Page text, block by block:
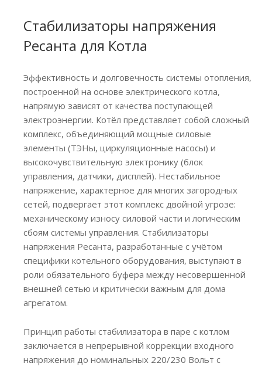
Стабилизаторы напряжения
Ресанта для Котла
Эффективность и долговечность системы отопления,
построенной на основе электрического котла,
напрямую зависят от качества поступающей
электроэнергии. Котёл представляет собой сложный
комплекс, объединяющий мощные силовые
элементы (ТЭНы, циркуляционные насосы) и
высокочувствительную электронику (блок
управления, датчики, дисплей). Нестабильное
напряжение, характерное для многих загородных
сетей, подвергает этот комплекс двойной угрозе:
механическому износу силовой части и логическим
сбоям системы управления. Стабилизаторы
напряжения Ресанта, разработанные с учётом
специфики котельного оборудования, выступают в
роли обязательного буфера между несовершенной
внешней сетью и критически важным для дома
агрегатом.
Принцип работы стабилизатора в паре с котлом
заключается в непрерывной коррекции входного
напряжения до номинальных 220/230 Вольт с